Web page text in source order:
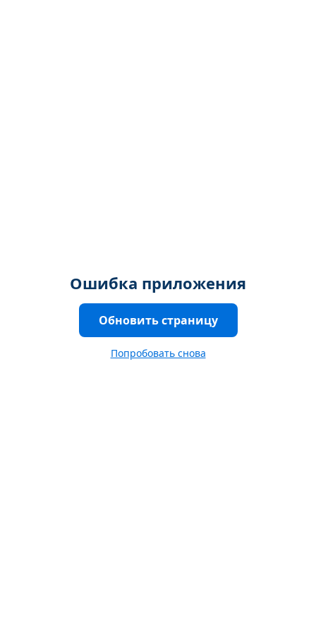
Ошибка приложения
Обновить страницу
Попробовать снова